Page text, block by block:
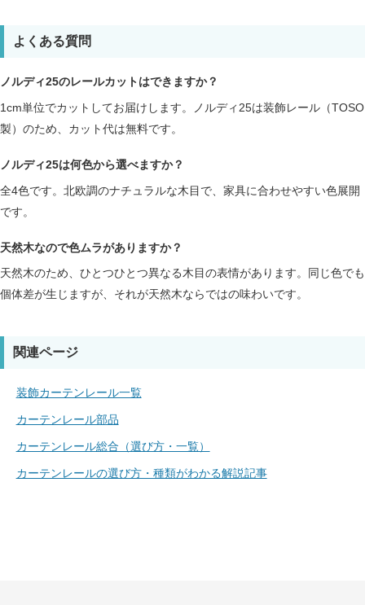
よくある質問
ノルディ25のレールカットはできますか？
1cm単位でカットしてお届けします。ノルディ25は装飾レール（TOSO
製）のため、カット代は無料です。
ノルディ25は何色から選べますか？
全4色です。北欧調のナチュラルな木目で、家具に合わせやすい色展開
です。
天然木なので色ムラがありますか？
天然木のため、ひとつひとつ異なる木目の表情があります。同じ色でも
個体差が生じますが、それが天然木ならではの味わいです。
関連ページ
装飾カーテンレール一覧
カーテンレール部品
カーテンレール総合（選び方・一覧）
カーテンレールの選び方・種類がわかる解説記事